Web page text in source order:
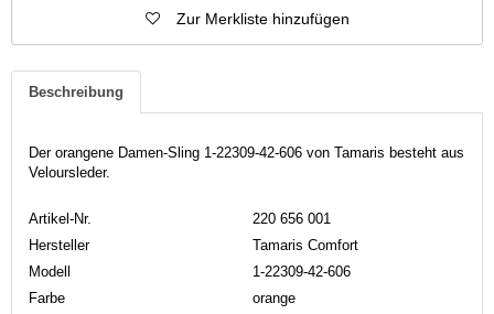
Zur Merkliste hinzufügen
Beschreibung
Der orangene Damen-Sling 1-22309-42-606 von Tamaris besteht aus
Veloursleder.
Artikel-Nr.
220 656 001
Hersteller
Tamaris Comfort
Modell
1-22309-42-606
Farbe
orange